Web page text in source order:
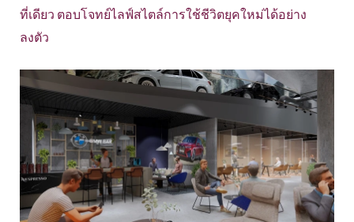
ที่เดียว ตอบโจทย์ไลฟ์สไตล์การใช้ชีวิตยุคใหม่ได้อย่าง
ลงตัว